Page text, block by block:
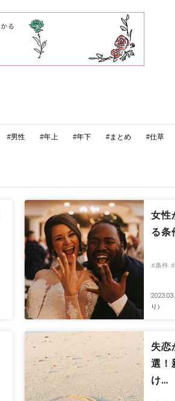
#男性 #年上 #年下 #まとめ #仕草
女性
る条
#条件
り）
失恋
選！
け…